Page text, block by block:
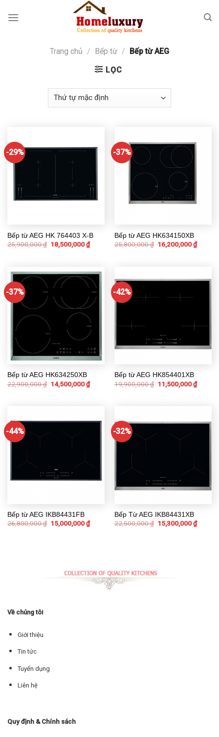
Trang chủ / Bếp từ / Bếp từ AEG
LỌC
-29%
Bếp từ AEG HK 764403 X-B
25,900,000₫ 18,500,000₫
-37%
Bếp từ AEG HK634150XB
25,800,000₫ 16,200,000₫
-37%
Bếp từ AEG HK634250XB
22,900,000₫ 14,500,000₫
-42%
Bếp từ AEG HK854401XB
19,900,000₫ 11,500,000₫
-44%
Bếp từ AEG IKB84431FB
26,800,000₫ 15,000,000₫
-32%
Bếp Từ AEG IKB84431XB
22,500,000₫ 15,300,000₫
Về chúng tôi
Giới thiệu
Tin tức
Tuyển dụng
Liên hệ
Quy định & Chính sách